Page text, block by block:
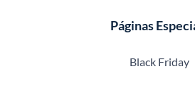
Páginas
Black Friday